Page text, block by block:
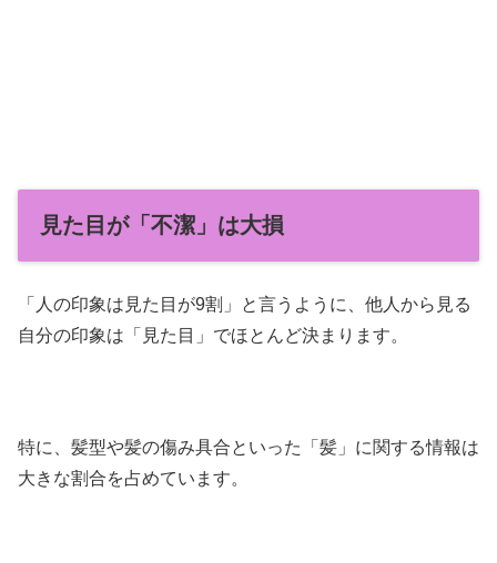
見た目が「不潔」は大損
「人の印象は見た目が9割」と言うように、他人から見る
自分の印象は「見た目」でほとんど決まります。
特に、髪型や髪の傷み具合といった「髪」に関する情報は
大きな割合を占めています。